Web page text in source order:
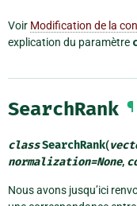
Voir Modification de la
explication du paramètre
SearchRank ¶
classSearchRank(
normalization=None,
Nous avons jusqu’ici